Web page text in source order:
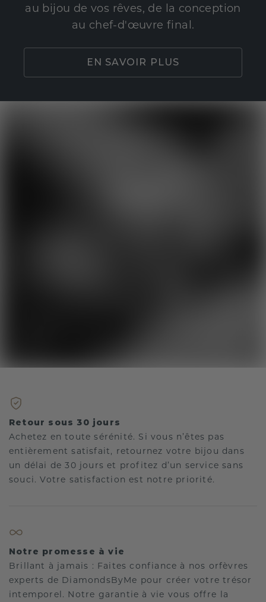
au bijou de vos rêves, de la conception
au chef-d'œuvre final.
EN SAVOIR PLUS
Retour sous 30 jours
Achetez en toute sérénité. Si vous n’êtes pas
entièrement satisfait, retournez votre bijou dans
un délai de 30 jours et profitez d’un service sans
souci. Votre satisfaction est notre priorité.
Notre promesse à vie
Brillant à jamais : Faites confiance à nos orfèvres
experts de DiamondsByMe pour créer votre trésor
intemporel. Notre garantie à vie vous offre la